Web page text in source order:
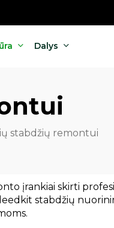
Dalys
stabdžių remontui
įrankiai skirti
stabdžių